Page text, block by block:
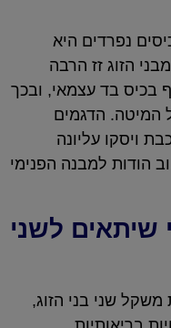
נפרדים היא
הזוג זז הרבה
בכיס בד עצמאי, ובכך
המיטה. הדגמים
ויסקו עליונה
הודות למבנה הפנימי
שיתאים לשני
שני בני הזוג,